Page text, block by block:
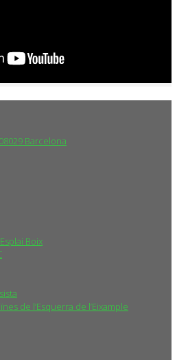
Barcelona
Boix
de l’Esquerra de l’Eixample